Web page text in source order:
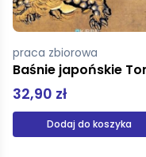
Schmitt Eric-Emmanuel
Oskar i pani Róża
18,90 zł
Produkt niedostępny